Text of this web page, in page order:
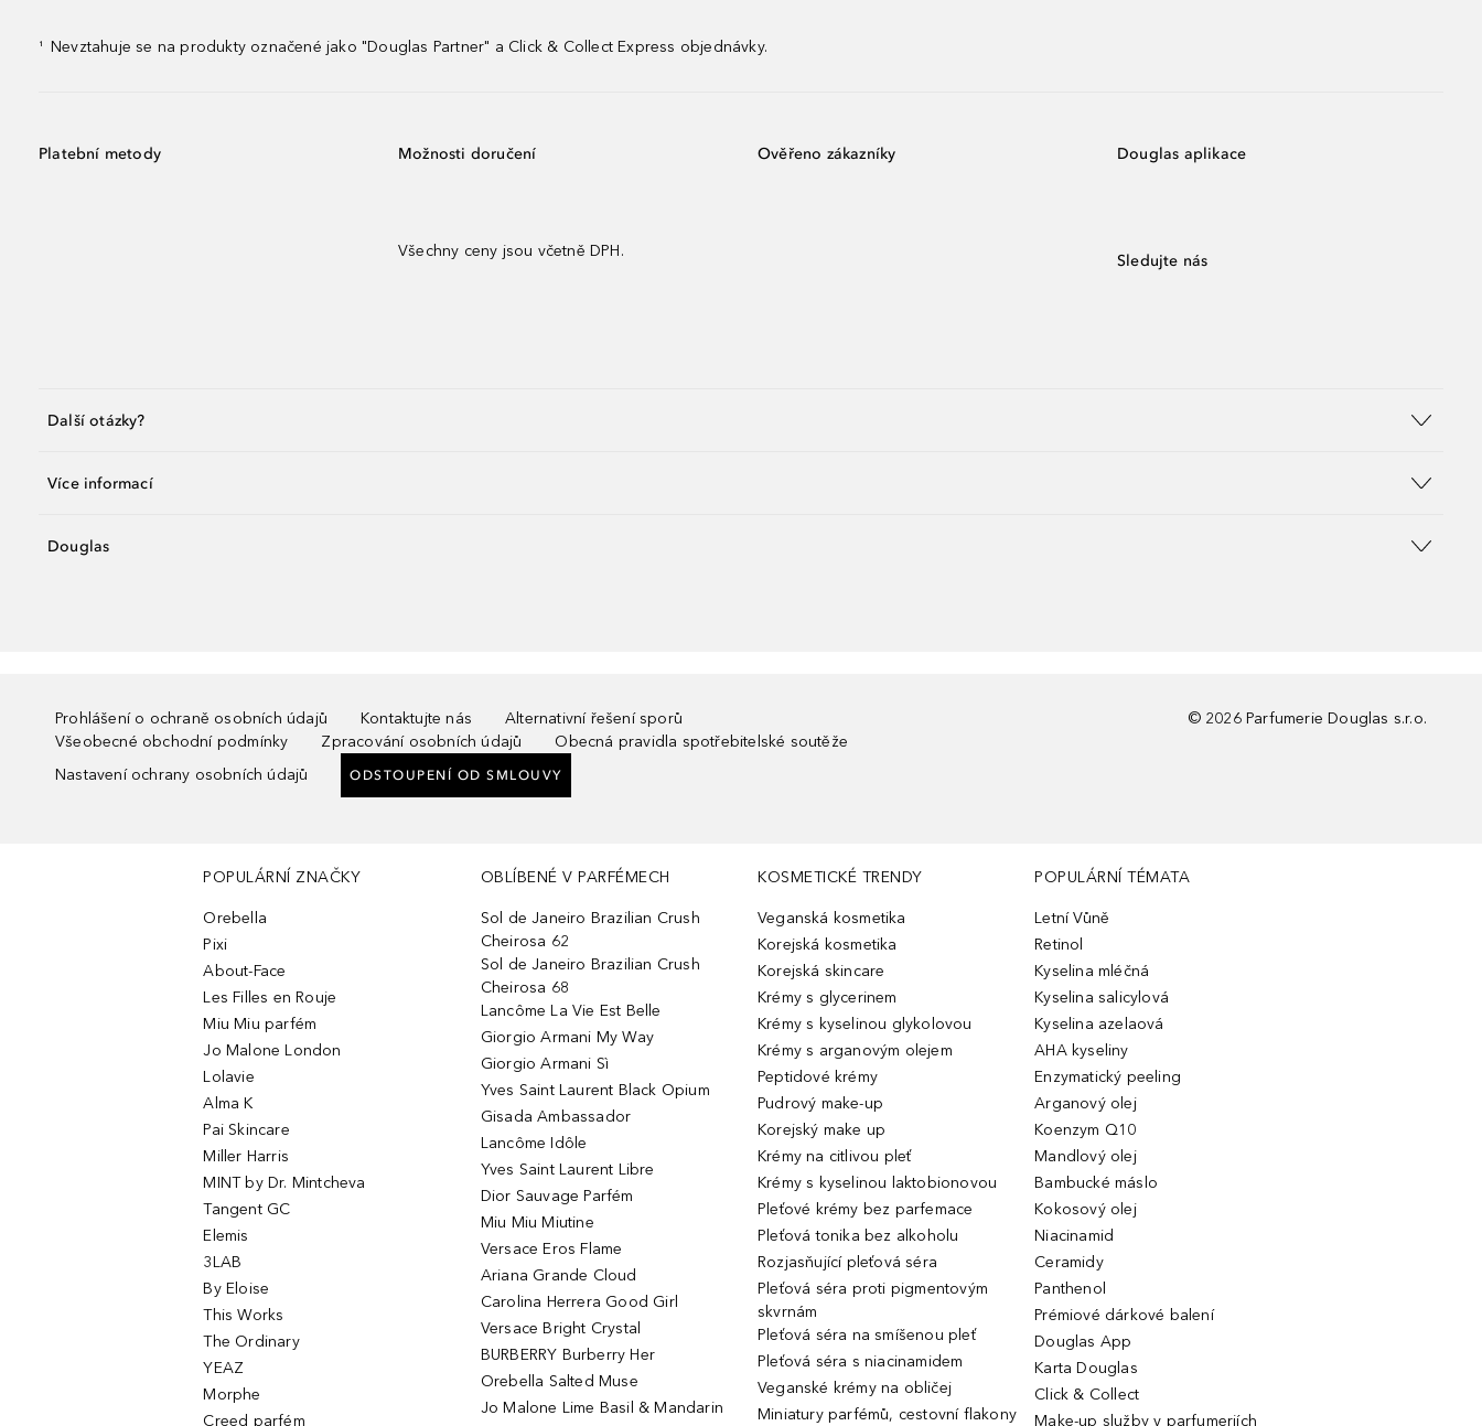
¹ Nevztahuje se na produkty označené jako "Douglas Partner" a Click & Collect Express objednávky.
Platební metody Možnosti doručení
Všechny ceny jsou včetně DPH.
Ověřeno zákazníky Douglas aplikace
Sledujte nás
Další otázky?
Více informací
Douglas
Prohlášení o ochraně osobních údajů Kontaktujte nás
Alternativní řešení sporů
Všeobecné obchodní podmínky
Zpracování osobních údajů
Obecná pravidla spotřebitelské soutěže
Nastavení ochrany osobních údajů
ODSTOUPENÍ OD SMLOUVY
© 2026 Parfumerie Douglas s.r.o.
POPULÁRNÍ ZNAČKY
Orebella
Pixi
About-Face
Les Filles en Rouje
Miu Miu parfém
Jo Malone London
Lolavie
Alma K
Pai Skincare
Miller Harris
MINT by Dr. Mintcheva
Tangent GC
Elemis
3LAB
By Eloise
This Works
The Ordinary
YEAZ
Morphe
Creed parfém
OBLÍBENÉ V PARFÉMECH
Sol de Janeiro Brazilian Crush
Cheirosa 62
Sol de Janeiro Brazilian Crush
Cheirosa 68
Lancôme La Vie Est Belle
Giorgio Armani My Way
Giorgio Armani Sì
Yves Saint Laurent Black Opium
Gisada Ambassador
Lancôme Idôle
Yves Saint Laurent Libre
Dior Sauvage Parfém
Miu Miu Miutine
Versace Eros Flame
Ariana Grande Cloud
Carolina Herrera Good Girl
Versace Bright Crystal
BURBERRY Burberry Her
Orebella Salted Muse
Jo Malone Lime Basil & Mandarin
KOSMETICKÉ TRENDY
Veganská kosmetika
Korejská kosmetika
Korejská skincare
Krémy s glycerinem
Krémy s kyselinou glykolovou
Krémy s arganovým olejem
Peptidové krémy
Pudrový make-up
Korejský make up
Krémy na citlivou pleť
Krémy s kyselinou laktobionovou
Pleťové krémy bez parfemace
Pleťová tonika bez alkoholu
Rozjasňující pleťová séra
Pleťová séra proti pigmentovým
skvrnám
Pleťová séra na smíšenou pleť
Pleťová séra s niacinamidem
Veganské krémy na obličej
Miniatury parfémů, cestovní flakony
POPULÁRNÍ TÉMATA
Letní Vůně
Retinol
Kyselina mléčná
Kyselina salicylová
Kyselina azelaová
AHA kyseliny
Enzymatický peeling
Arganový olej
Koenzym Q10
Mandlový olej
Bambucké máslo
Kokosový olej
Niacinamid
Ceramidy
Panthenol
Prémiové dárkové balení
Douglas App
Karta Douglas
Click & Collect
Make-up služby v parfumeriích